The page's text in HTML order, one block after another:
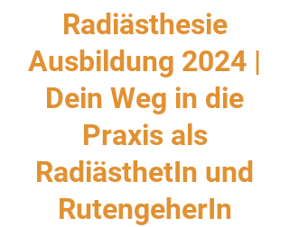
Radiästhesie
Ausbildung 2024 |
Dein Weg in die
Praxis als
RadiästhetIn und
RutengeherIn